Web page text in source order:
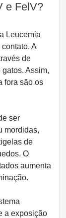
e FelV?
Leucemia
A
de
Assim,
fora são os
ser
mordidas,
de
O
aumenta
a exposição